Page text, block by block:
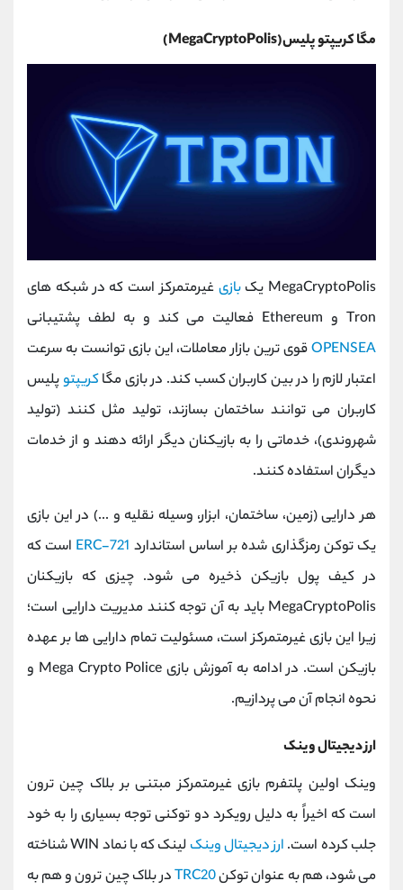
مگا کریپتو پلیس(MegaCryptoPolis)
MegaCryptoPolis یک بازی غیرمتمرکز است که در شبکه های
Tron و Ethereum فعالیت می کند و به لطف پشتیبانی
OPENSEAقوی ترین بازار معاملات، این بازی توانست به سرعت
اعتبار لازم را در بین کاربران کسب کند. در بازی مگاکریپتوپلیس
کاربران می توانند ساختمان بسازند، تولید مثل کنند (تولید
شهروندی)، خدماتی را به بازیکنان دیگر ارائه دهند و از خدمات
دیگران استفاده کنند.
هر دارایی (زمین، ساختمان، ابزار، وسیله نقلیه و ...) در این بازی
یک توکن رمزگذاری شده بر اساس استاندارد ERC-721 است که
در کیف پول بازیکن ذخیره می شود. چیزی که بازیکنان
MegaCryptoPolis باید به آن توجه کنند مدیریت دارایی است؛
زیرا این بازی غیرمتمرکز است، مسئولیت تمام دارایی ها بر عهده
بازیکن است. در ادامه به آموزش بازی Mega Crypto Police و
نحوه انجام آن می پردازیم.
ارز دیجیتال وینک
وینک اولین پلتفرم بازی غیرمتمرکز مبتنی بر بلاک چین ترون
است که اخیراً به دلیل رویکرد دو توکنی توجه بسیاری را به خود
جلب کرده است. ارز دیجیتال وینک
لینک که با نماد WIN شناخته
می شود، هم به عنوان توکنTRC20در بلاک چین ترون و هم به